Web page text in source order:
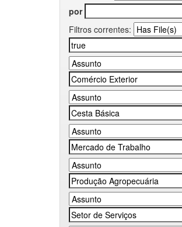
por
Filtros correntes: